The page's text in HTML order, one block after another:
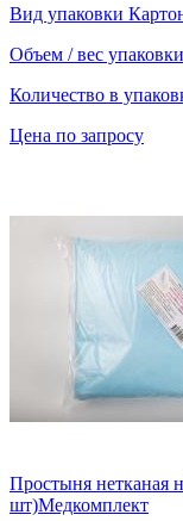
Вид упаковки
Объем / вес упаковки
Количество в
Цена по запросу
Простыня нетканая
шт)Медкомплект